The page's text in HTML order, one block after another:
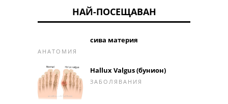
НАЙ-ПОСЕЩАВАН
сива материя
АНАТОМИЯ
Hallux Valgus (бунион)
ЗАБОЛЯВАНИЯ